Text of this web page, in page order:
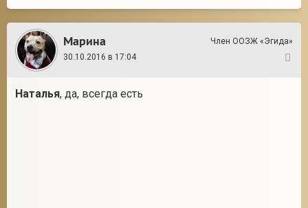
Марина
Член ООЗЖ «Эгида»
30.10.2016 в 17:04
Наталья, да, всегда есть